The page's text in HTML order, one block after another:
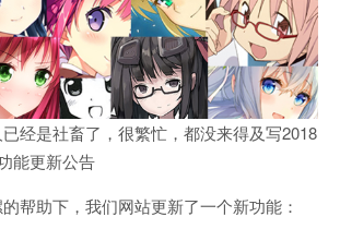
经是社畜了，很繁忙，都没来得及写2018
能更新公告
帮助下，我们网站更新了一个新功能：